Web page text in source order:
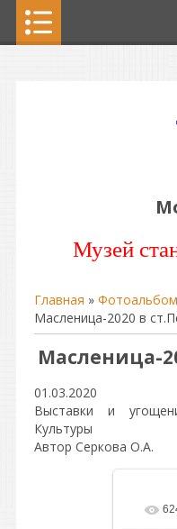
Музей
Главная » Фотоальбом
Масленица-2020 в
Масленица-
01.03.2020
Выставки и
Культуры
Автор Серкова О.А.
В